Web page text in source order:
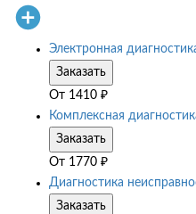
Электронная
Заказать
От 1410 ₽
Комплексная
Заказать
От 1770 ₽
Диагностика
Заказать